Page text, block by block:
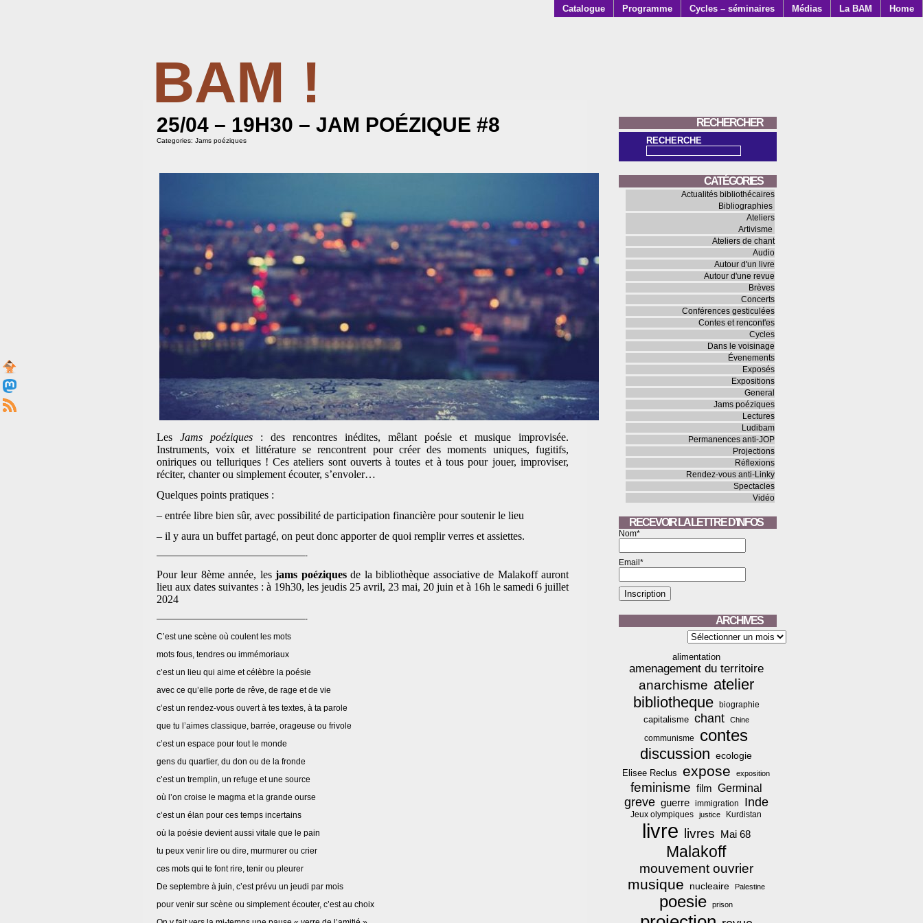
Home
La BAM
Médias
Cycles – séminaires
Programme
Catalogue
BAM !
25/04 – 19H30 – JAM POÉZIQUE #8
Categories: Jams poéziques
Les Jams poéziques : des rencontres inédites, mêlant poésie et musique improvisée.
Instruments, voix et littérature se rencontrent pour créer des moments uniques, fugitifs,
oniriques ou telluriques ! Ces ateliers sont ouverts à toutes et à tous pour jouer, improviser,
réciter, chanter ou simplement écouter, s’envoler…
Quelques points pratiques :
– entrée libre bien sûr, avec possibilité de participation financière pour soutenir le lieu
– il y aura un buffet partagé, on peut donc apporter de quoi remplir verres et assiettes.
——————————————————-
Pour leur 8ème année, lesjams poéziquesde la bibliothèque associative de Malakoff auront
lieu aux dates suivantes : à 19h30, les jeudis 25 avril, 23 mai, 20 juin et à 16h le samedi 6 juillet
2024
——————————————————-
C’est une scène où coulent les mots
mots fous, tendres ou immémoriaux
c’est un lieu qui aime et célèbre la poésie
avec ce qu’elle porte de rêve, de rage et de vie
c’est un rendez-vous ouvert à tes textes, à ta parole
que tu l’aimes classique, barrée, orageuse ou frivole
c’est un espace pour tout le monde
gens du quartier, du don ou de la fronde
c’est un tremplin, un refuge et une source
où l’on croise le magma et la grande ourse
c’est un élan pour ces temps incertains
où la poésie devient aussi vitale que le pain
tu peux venir lire ou dire, murmurer ou crier
ces mots qui te font rire, tenir ou pleurer
De septembre à juin, c’est prévu un jeudi par mois
pour venir sur scène ou simplement écouter, c’est au choix
RECHERCHER
RECHERCHE
CATÉGORIES
Actualités bibliothécaires
Bibliographies
Ateliers
Artivisme
Ateliers de chant
Audio
Autour d'un livre
Autour d'une revue
Brèves
Concerts
Conférences gesticulées
Contes et rencont'es
Cycles
Dans le voisinage
Évenements
Exposés
Expositions
General
Jams poéziques
Lectures
Ludibam
Permanences anti-JOP
Projections
Réflexions
Rendez-vous anti-Linky
Spectacles
Vidéo
RECEVOIR LA LETTRE D’INFOS
Nom*
Email*
ARCHIVES
alimentation
amenagement du territoire
anarchisme atelier
bibliotheque
biographie
capitalisme chant Chine
communisme contes
discussion ecologie
Elisee Reclus expose exposition
feminisme film Germinal
greve guerre immigration Inde
Jeux olympiques justice Kurdistan
livre livres Mai 68
Malakoff
mouvement ouvrier
musique nucleaire Palestine
poesie prison